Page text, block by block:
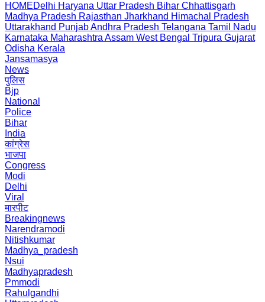
HOMEDelhi Haryana Uttar Pradesh Bihar Chhattisgarh
Madhya Pradesh Rajasthan Jharkhand Himachal Pradesh
Uttarakhand PunjabAndhra Pradesh Telangana Tamil Nadu
Karnataka Maharashtra Assam West Bengal Tripura Gujarat
Odisha Kerala
Jansamasya
News
पुलिस
Bjp
National
Police
Bihar
India
कांग्रेस
भाजपा
Congress
Modi
Delhi
Viral
मारपीट
Breakingnews
Narendramodi
Nitishkumar
Madhya_pradesh
Nsui
Madhyapradesh
Pmmodi
Rahulgandhi